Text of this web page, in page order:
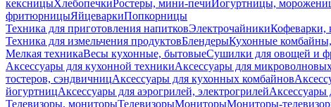
кексницыХлебопечкиРостеры, мини-печиЙогуртницы,
фритюрницыЯйцеваркиПопкорницы
Техника для приготовления напитковЭлектрочайники
Техника для измельчения продуктовБлендерыКухонные
Мелкая техникаВесы кухонные, бытовыеСушилки для овощей и
Аксессуары для кухонной техникиАксессуары для
тостеров, сэндвичницАксессуары для кухонных комбайнов
йогуртницАксессуары для аэрогрилей, электрогрилейАксессуары
Телевизоры, мониторыТелевизорыМониторыМониторы-